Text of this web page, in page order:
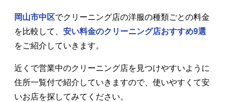
岡山市中区でクリーニング店の洋服の種類ごとの料金
を比較して、 安い料金のクリーニング店おすすめ9選
をご紹介していきます。
近くで営業中のクリーニング店を見つけやすいように
住所一覧付で紹介していきますので、使いやすくて安
いお店を探してみてください。